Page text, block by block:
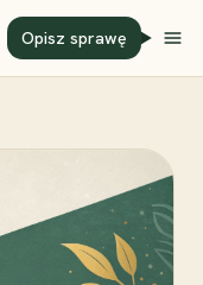
Opisz sprawę